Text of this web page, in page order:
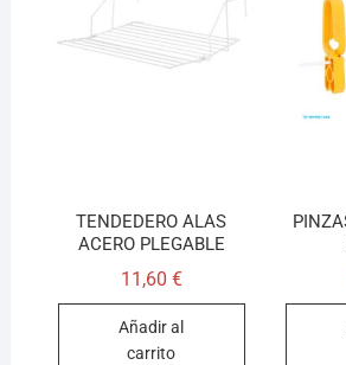
TENDEDERO ALAS
ACERO PLEGABLE
11,60 €
Añadir al
carrito